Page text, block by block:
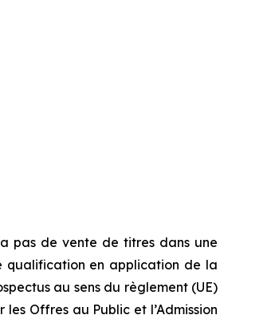
pas de vente de titres dans une
qualification en application de la
au sens du règlement (UE)
Offres au Public et l’Admission